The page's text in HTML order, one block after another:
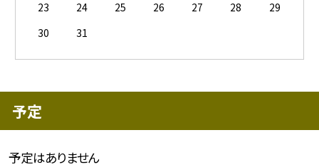
23
24 25 26 27 28
29
30
31
予定
予定はありません